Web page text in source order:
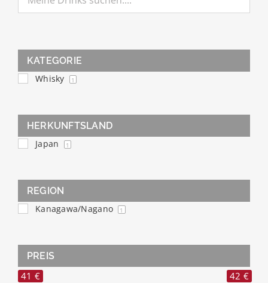
KATEGORIE
Whisky
1
HERKUNFTSLAND
Japan
1
REGION
Kanagawa/Nagano
1
PREIS
41 € 42 €